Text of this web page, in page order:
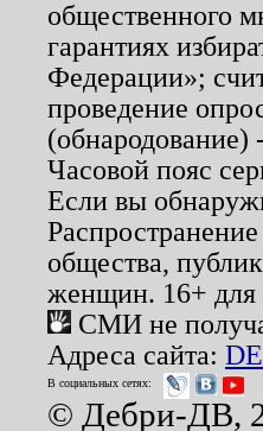
общественного
гарантиях
Федерации»;
проведение
(обнародование)
Часовой пояс
Если вы
общества,
женщин. 16+ для
СМИ не
Адреса сайта:
В социальных сетях:
© Дебри-ДВ,